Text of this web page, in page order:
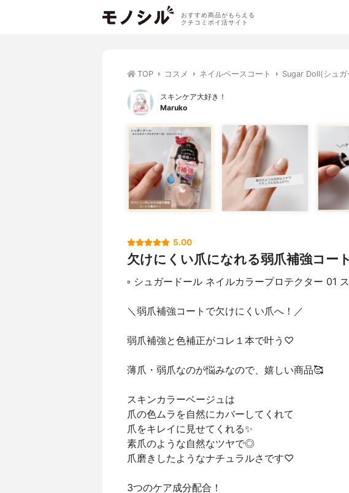
おすすめ商品がもらえる
クチコミポイ活サイト
TOP コスメ ネイルベースコート Sugar Doll(シュ
スキンケア大好き！
Maruko
5.00
欠けにくい爪になれる弱爪補強コー
▫️ シュガードール ネイルカラープロテクター 01
＼弱爪補強コートで欠けにくい爪へ！／
弱爪補強と色補正がコレ１本で叶う♡
薄爪・弱爪なのが悩みなので、嬉しい商品🥰
スキンカラーベージュは
爪の色ムラを自然にカバーしてくれて
爪をキレイに見せてくれる✨
素爪のような自然なツヤで◎
爪磨きしたようなナチュラルさです♡
3つのケア成分配合！